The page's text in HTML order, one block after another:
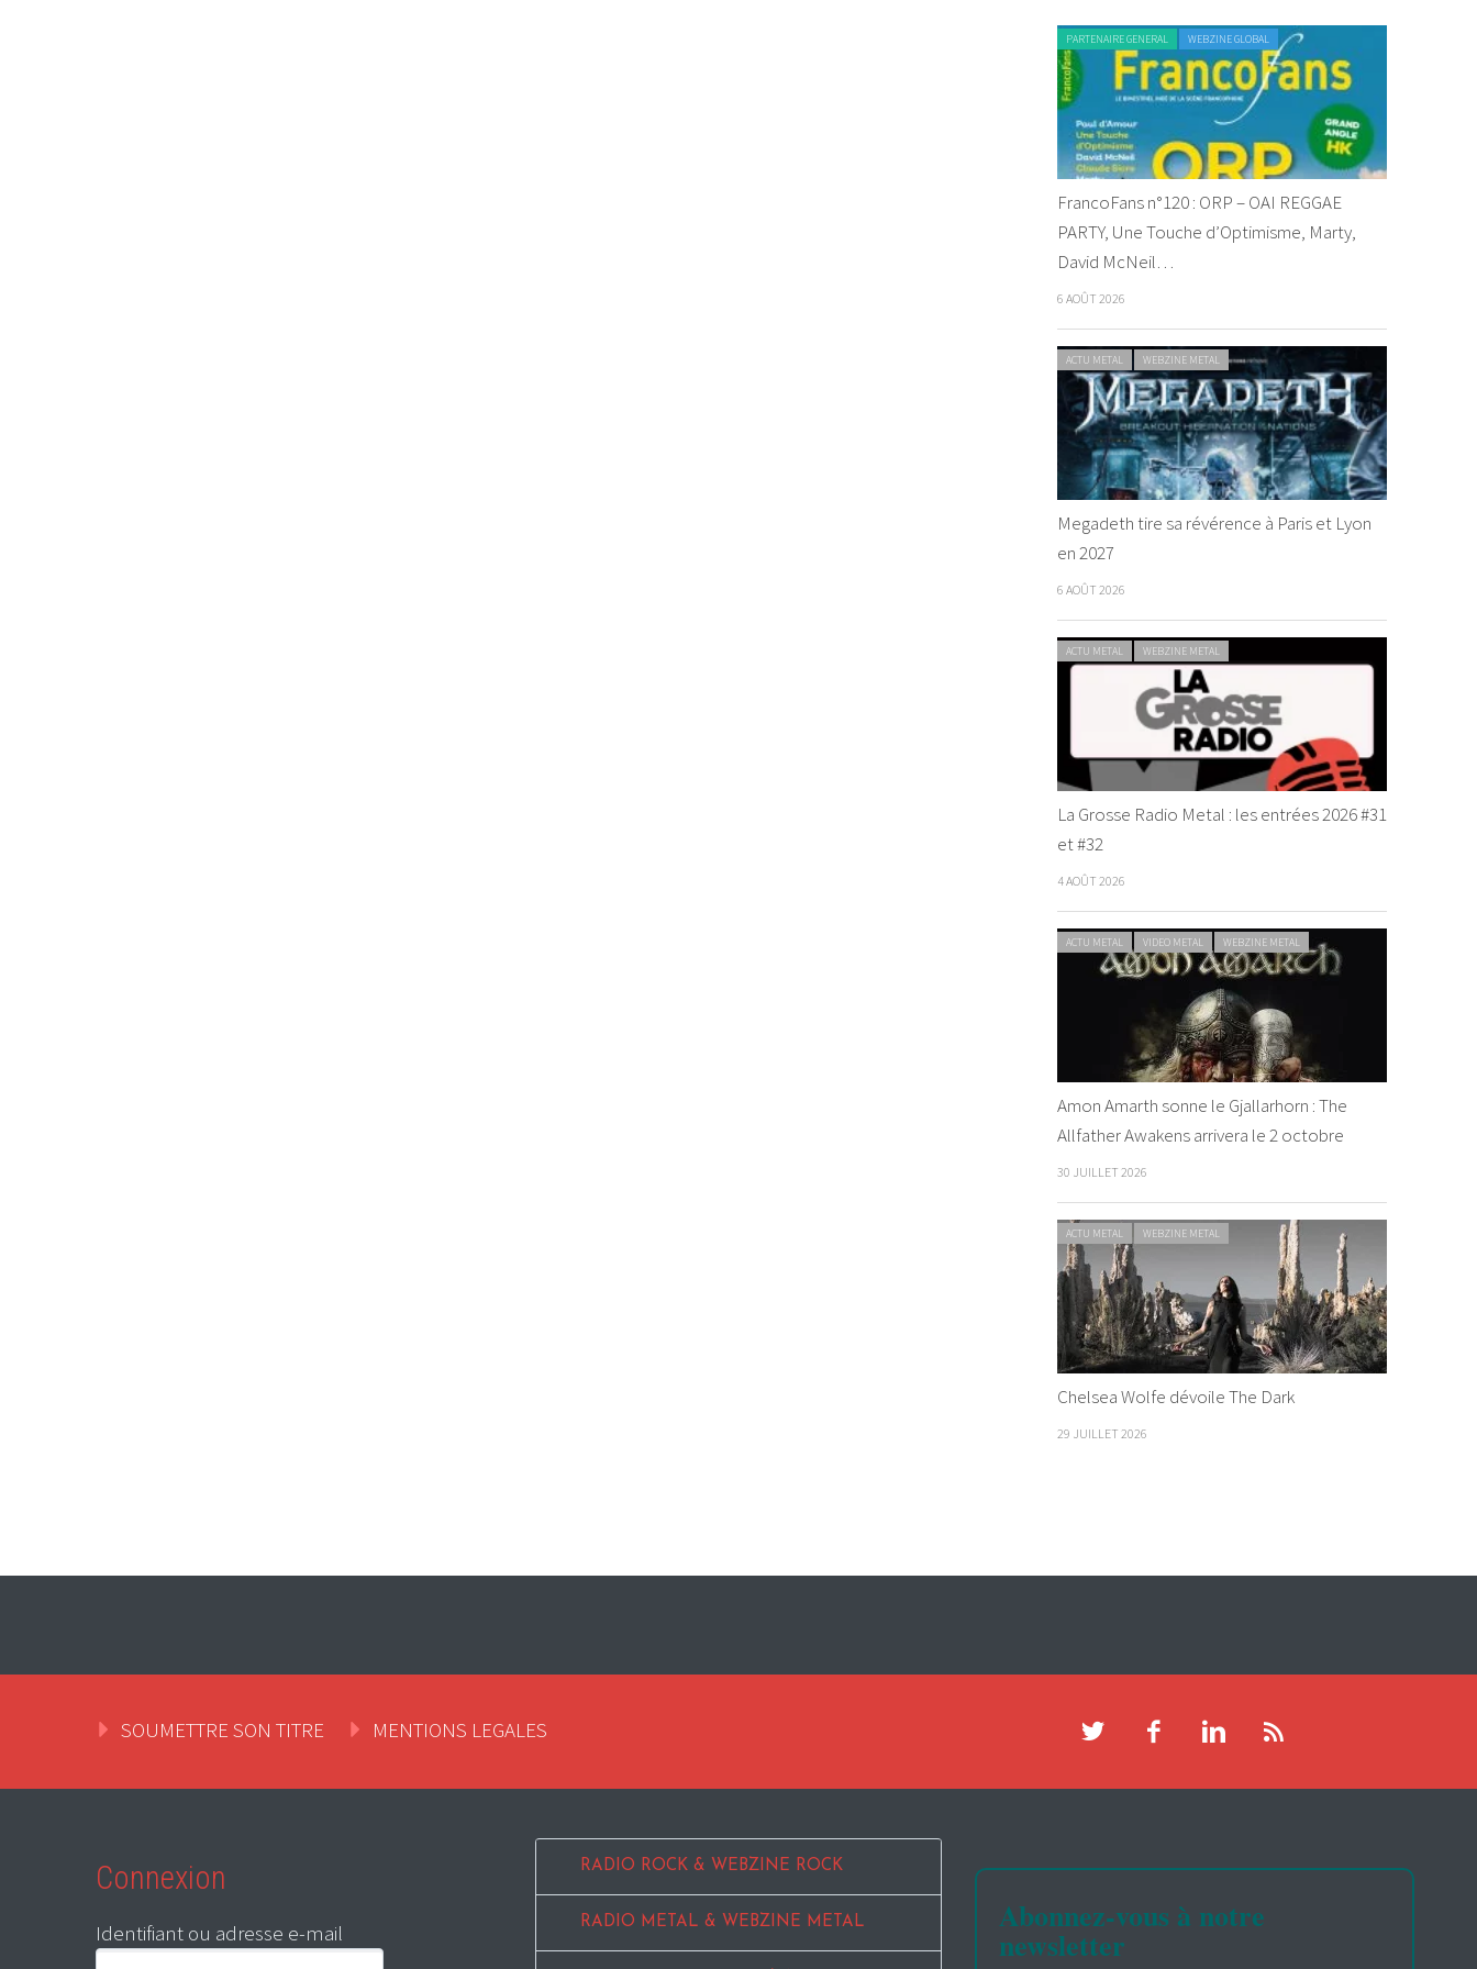
PARTENAIRE GENERAL WEBZINE GLOBAL
FrancoFans n°120 : ORP – OAI REGGAE
PARTY, Une Touche d’Optimisme, Marty,
David McNeil…
6 AOÛT 2026
ACTU METAL WEBZINE METAL
Megadeth tire sa révérence à Paris et Lyon
en 2027
6 AOÛT 2026
ACTU METAL WEBZINE METAL
La Grosse Radio Metal : les entrées 2026 #31
et #32
4 AOÛT 2026
ACTU METAL VIDEO METAL WEBZINE METAL
Amon Amarth sonne le Gjallarhorn : The
Allfather Awakens arrivera le 2 octobre
30 JUILLET 2026
ACTU METAL WEBZINE METAL
Chelsea Wolfe dévoile The Dark
29 JUILLET 2026
SOUMETTRE SON TITRE MENTIONS LEGALES
Connexion
Identifiant ou adresse e-mail
RADIO ROCK & WEBZINE ROCK
RADIO METAL & WEBZINE METAL Abonnez-vous à notre
newsletter